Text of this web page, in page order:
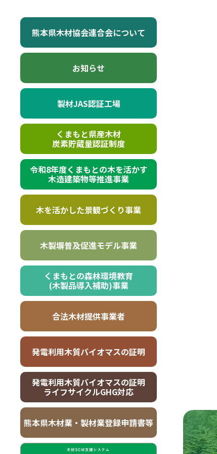
熊本県木材協会連合会について
お知らせ
製材JAS認証工場
くまもと県産木材
炭素貯蔵量認証制度
令和8年度くまもとの木を活かす
木造建築物等推進事業
木を活かした景観づくり事業
木製塀普及促進モデル事業
くまもとの森林環境教育
(木製品導入補助)事業
合法木材提供事業者
発電利用木質バイオマスの証明
発電利用木質バイオマスの証明
ライフサイクルGHG対応
熊本県木材業・製材業登録申請書等